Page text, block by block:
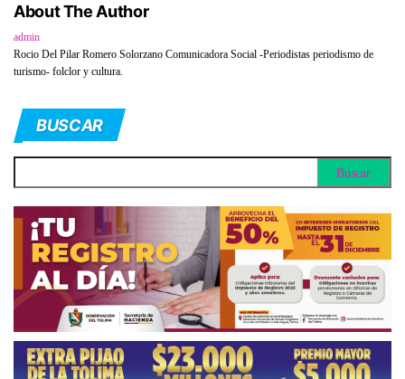
About The Author
admin
Rocio Del Pilar Romero Solorzano Comunicadora Social -Periodistas periodismo de
turismo- folclor y cultura.
BUSCAR